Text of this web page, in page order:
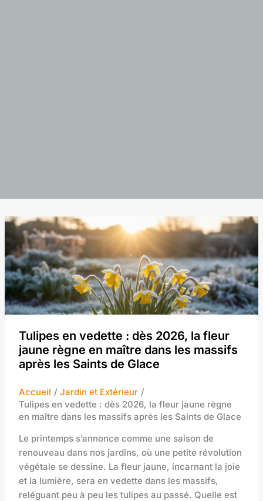
Tulipes en vedette : dès 2026, la fleur
jaune règne en maître dans les massifs
après les Saints de Glace
Accueil
Jardin et Extérieur
Tulipes en vedette : dès 2026, la fleur jaune règne
en maître dans les massifs après les Saints de Glace
Le printemps s’annonce comme une saison de
renouveau dans nos jardins, où une petite révolution
végétale se dessine. La fleur jaune, incarnant la joie
et la lumière, sera en vedette dans les massifs,
reléguant peu à peu les tulipes au passé. Quelle est